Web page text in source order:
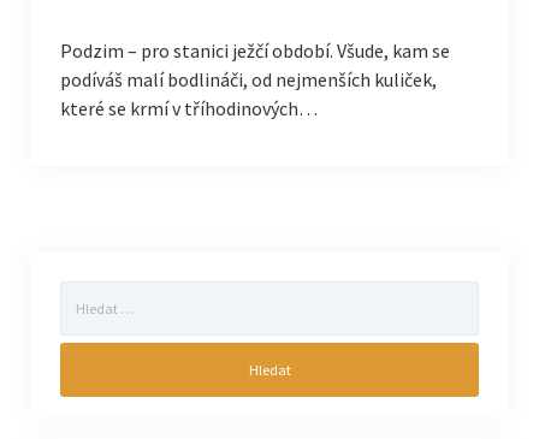
Podzim – pro stanici ježčí období. Všude, kam se
podíváš malí bodlináči, od nejmenších kuliček,
které se krmí v tříhodinových…